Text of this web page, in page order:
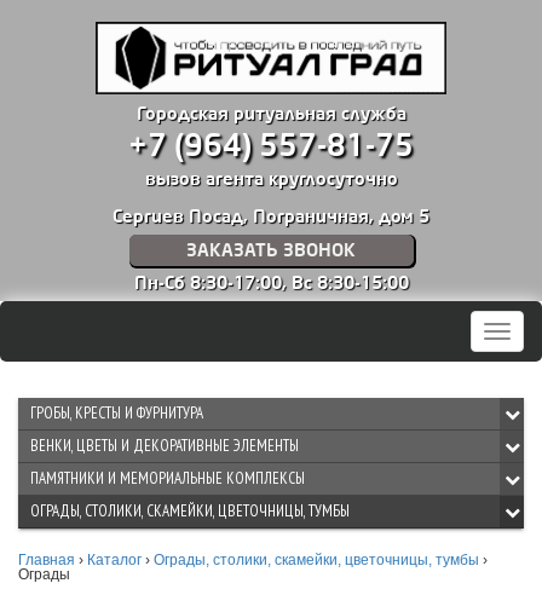
Городская ритуальная служба
+7 (964) 557-81-75
вызов агента круглосуточно
Сергиев Посад, Пограничная, дом 5
ЗАКАЗАТЬ ЗВОНОК
Пн-Сб 8:30-17:00, Вс 8:30-15:00
Меню
ГРОБЫ, КРЕСТЫ И ФУРНИТУРА
ВЕНКИ, ЦВЕТЫ И ДЕКОРАТИВНЫЕ ЭЛЕМЕНТЫ
ПАМЯТНИКИ И МЕМОРИАЛЬНЫЕ КОМПЛЕКСЫ
ОГРАДЫ, СТОЛИКИ, СКАМЕЙКИ, ЦВЕТОЧНИЦЫ, ТУМБЫ
Главная › Каталог › Ограды, столики, скамейки, цветочницы, тумбы ›
Ограды